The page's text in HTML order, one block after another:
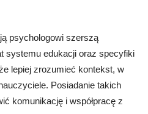
psychologowi szerszą
systemu edukacji oraz specyfiki
lepiej zrozumieć kontekst, w
Posiadanie takich
komunikację i współpracę z